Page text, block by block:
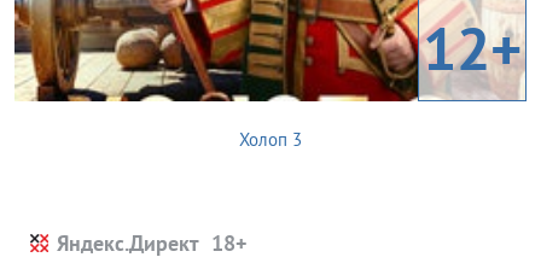
12+
Холоп 3
Яндекс.Директ